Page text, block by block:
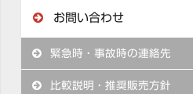
お問い合わせ
緊急時・事故時の連絡先
比較説明・推奨販売方針